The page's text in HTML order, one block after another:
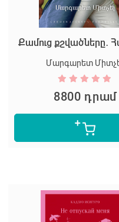
Քամուց քշվածները․
Մարգարետ
8800 դրամ